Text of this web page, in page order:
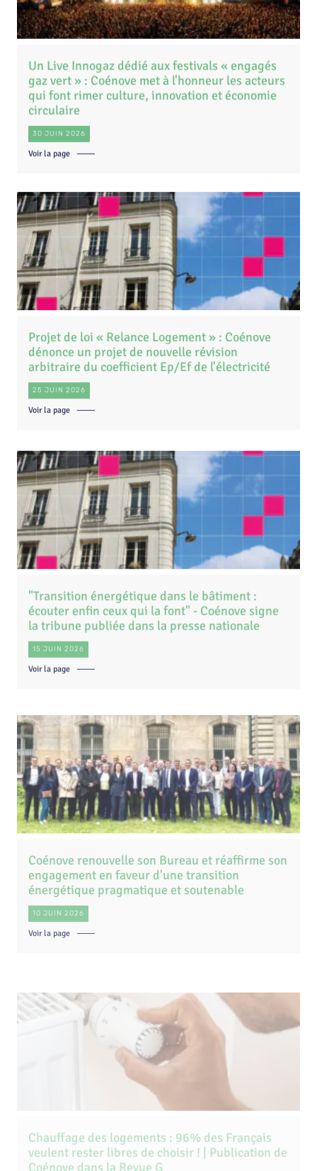
Un Live Innogaz dédié aux festivals « engagés
gaz vert » : Coénove met à l'honneur les acteurs
qui font rimer culture, innovation et économie
circulaire
30 JUIN 2026
Voir la page
Projet de loi « Relance Logement » : Coénove
dénonce un projet de nouvelle révision
arbitraire du coefficient Ep/Ef de l'électricité
25 JUIN 2026
Voir la page
"Transition énergétique dans le bâtiment :
écouter enfin ceux qui la font" - Coénove signe
la tribune publiée dans la presse nationale
15 JUIN 2026
engagement en faveur d'une transition
énergétique pragmatique et soutenable
10 JUIN 2026
Voir la page
Chauffage des logements : 96% des Français
veulent rester libres de choisir ! | Publication de
Coénove dans la Revue G
01 JUIN 2026